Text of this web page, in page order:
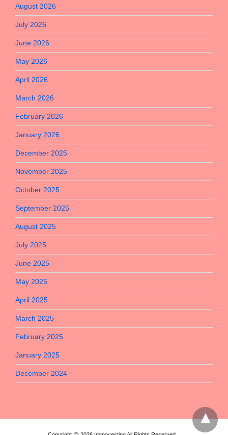
August 2026
July 2026
June 2026
May 2026
April 2026
March 2026
February 2026
January 2026
December 2025
November 2025
October 2025
September 2025
August 2025
July 2025
June 2025
May 2025
April 2025
March 2025
February 2025
January 2025
December 2024